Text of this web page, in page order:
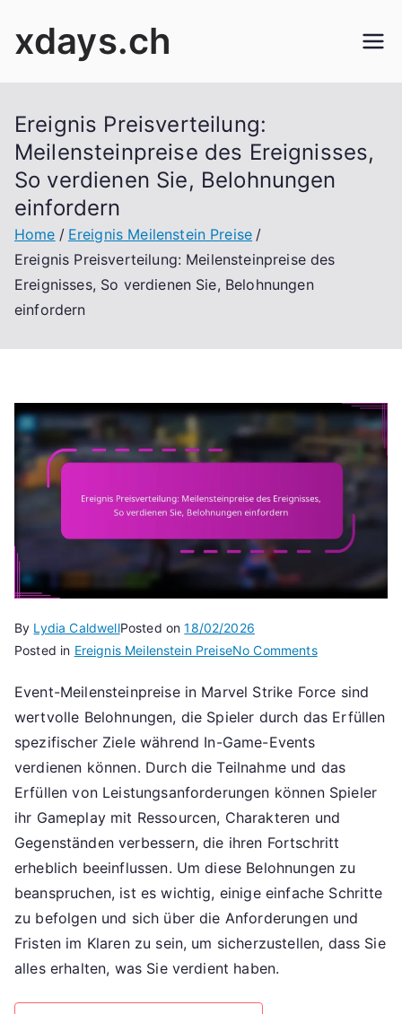
xdays.ch
Ereignis Preisverteilung:
Meilensteinpreise des Ereignisses,
So verdienen Sie, Belohnungen
einfordern
Home
Ereignis Meilenstein Preise
Ereignis Preisverteilung: Meilensteinpreise des
Ereignisses, So verdienen Sie, Belohnungen
einfordern
By Lydia CaldwellPosted on18/02/2026
Posted in Ereignis Meilenstein PreiseNo Commentson
Ereignisses,
So
verdienen
Sie,
Belohnungen
einfordern
Event-Meilensteinpreise in Marvel Strike Force sind
wertvolle Belohnungen, die Spieler durch das Erfüllen
spezifischer Ziele während In-Game-Events
verdienen können. Durch die Teilnahme und das
Erfüllen von Leistungsanforderungen können Spieler
ihr Gameplay mit Ressourcen, Charakteren und
Gegenständen verbessern, die ihren Fortschritt
erheblich beeinflussen. Um diese Belohnungen zu
beanspruchen, ist es wichtig, einige einfache Schritte
zu befolgen und sich über die Anforderungen und
Fristen im Klaren zu sein, um sicherzustellen, dass Sie
alles erhalten, was Sie verdient haben.